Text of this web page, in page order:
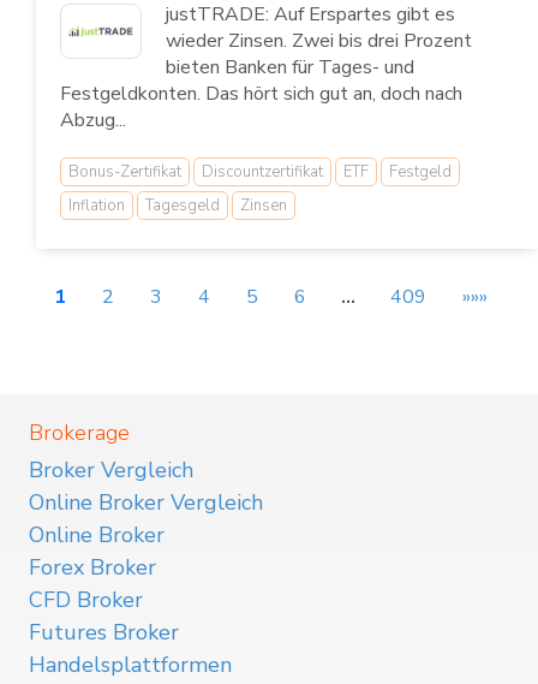
justTRADE: Auf Erspartes gibt es
wieder Zinsen. Zwei bis drei Prozent
bieten Banken für Tages- und
Festgeldkonten. Das hört sich gut an, doch nach
Abzug...
Bonus-Zertifikat Discountzertifikat ETF
Festgeld
Inflation
Tagesgeld Zinsen
1 2 3 4 5 6 … 409 »»»
Brokerage
Broker Vergleich
Online Broker Vergleich
Online Broker
Forex Broker
CFD Broker
Futures Broker
Handelsplattformen